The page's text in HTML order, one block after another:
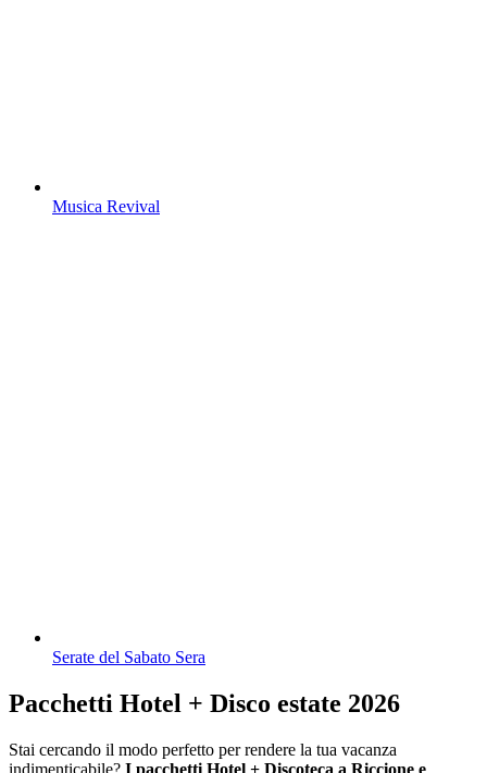
Musica Revival
Serate del Sabato Sera
Pacchetti Hotel + Disco estate 2026
Stai cercando il modo perfetto per rendere la tua vacanza